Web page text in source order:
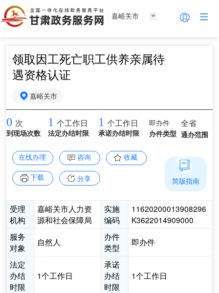
嘉峪关市
领取因工死亡职工供养亲属待
遇资格认证
嘉峪关市
0 次
到现场次数
1 个工作日
法定办结时限
1 个工作日
承诺办结时限
即办件
办件类型
全省
通办范围
在线办理 咨询 收藏
下载 分享
受理
机构
嘉峪关市人力资
源和社会保障局
实施
编码
11620200013908296
K3622014909000
服务
对象
自然人
办件
类型
即办件
法定
办结
时限
1个工作日
承诺
办结
时限
1个工作日
简版指南